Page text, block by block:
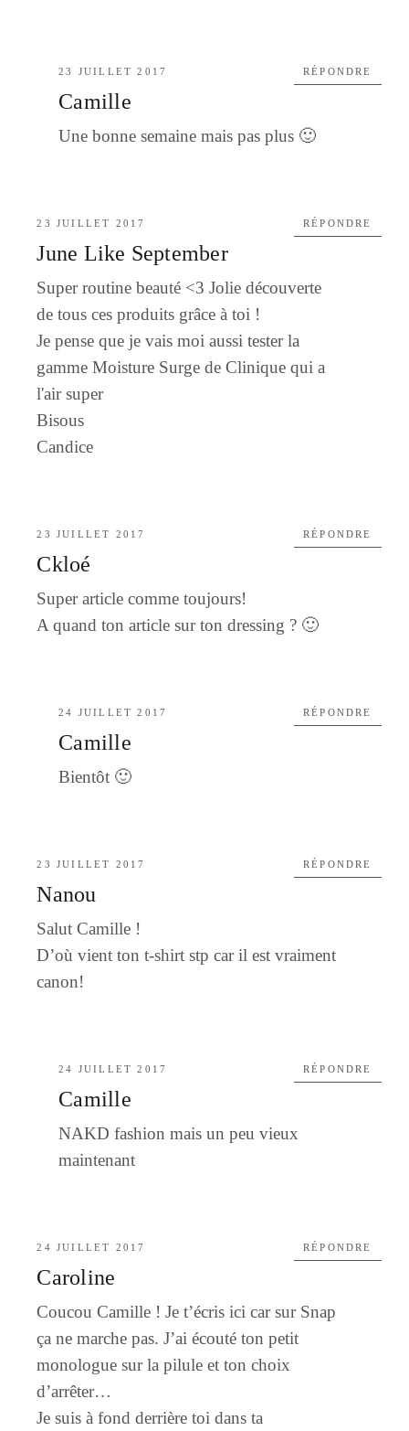
23 JUILLET 2017
Camille
Une bonne semaine mais pas plus 🙂
RÉPONDRE
23 JUILLET 2017
June Like September
Super routine beauté <3 Jolie découverte
de tous ces produits grâce à toi !
Je pense que je vais moi aussi tester la
gamme Moisture Surge de Clinique qui a
l'air super
Bisous
Candice
RÉPONDRE
23 JUILLET 2017
Ckloé
Super article comme toujours!
A quand ton article sur ton dressing ? 🙂
RÉPONDRE
24 JUILLET 2017
Camille
Bientôt 🙂
RÉPONDRE
23 JUILLET 2017
Nanou
Salut Camille !
D’où vient ton t-shirt stp car il est vraiment
canon!
RÉPONDRE
24 JUILLET 2017
Camille
NAKD fashion mais un peu vieux
maintenant
RÉPONDRE
24 JUILLET 2017
Caroline
Coucou Camille ! Je t’écris ici car sur Snap
ça ne marche pas. J’ai écouté ton petit
monologue sur la pilule et ton choix
d’arrêter…
Je suis à fond derrière toi dans ta
RÉPONDRE